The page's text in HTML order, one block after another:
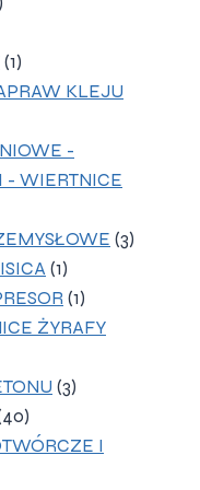
11
produktKLEJU
-
- WIERTNICE
33
11
produkt
11
produkt
ŻYRAFY
33
4040
produktów
I